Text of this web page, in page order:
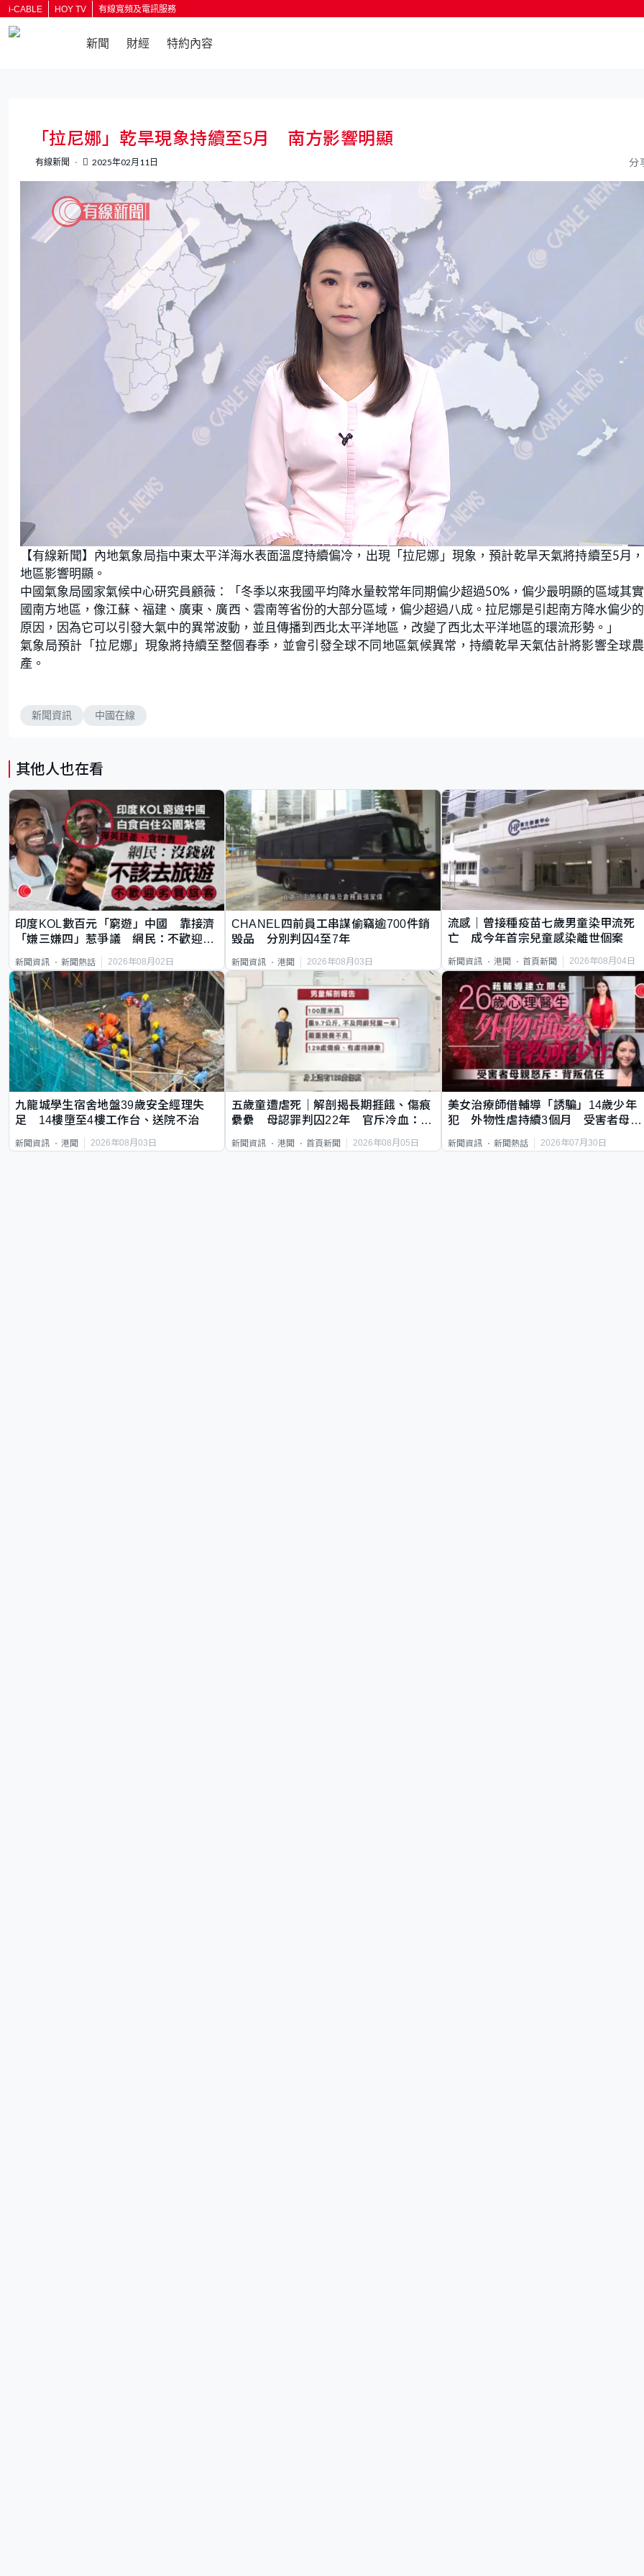
i-CABLE HOY TV 有線寬頻及電訊服務
新聞 財經 特約內容
「拉尼娜」乾旱現象持續至5月 南方影響明顯
有線新聞 2025年02月11日 分
n
m
u
t
e
a
d
3
9
7
1
%
【有線新聞】內地氣象局指中東太平洋海水表面溫度持續偏冷，出現「拉尼娜」現象，預計乾旱天氣將持續至5月
地區影響明顯。
中國氣象局國家氣候中心研究員顧薇：「冬季以來我國平均降水量較常年同期偏少超過50%，偏少最明顯的區域其
國南方地區，像江蘇、福建、廣東、廣西、雲南等省份的大部分區域，偏少超過八成。拉尼娜是引起南方降水偏少
原因，因為它可以引發大氣中的異常波動，並且傳播到西北太平洋地區，改變了西北太平洋地區的環流形勢。」
氣象局預計「拉尼娜」現象將持續至整個春季，並會引發全球不同地區氣候異常，持續乾旱天氣估計將影響全球
產。
新聞資訊 中國在線
其他人也在看
印度KOL數百元「窮遊」中國 靠接濟
「嫌三嫌四」惹爭議 網民：不歡迎劣
新聞資訊 新聞熱話 2026年08月02日
CHANEL四前員工串謀偷竊逾700件銷
毀品 分別判囚4至7年
新聞資訊 港聞 2026年08月03日
流感｜曾接種疫苗七歲男童染甲流死
亡 成今年首宗兒童感染離世個案
新聞資訊 港聞 首頁新聞 2026年08月04日
九龍城學生宿舍地盤39歲安全經理失
足 14樓墮至4樓工作台、送院不治
新聞資訊 港聞 2026年08月03日
五歲童遭虐死｜解剖揭長期捱餓、傷痕
纍纍 母認罪判囚22年 官斥冷血：同
新聞資訊 港聞 首頁新聞 2026年08月05日
美女治療師借輔導「誘騙」14歲少年
犯 外物性虐持續3個月 受害者母：
新聞資訊 新聞熱話 2026年07月30日